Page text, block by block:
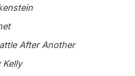
After Another
Kelly